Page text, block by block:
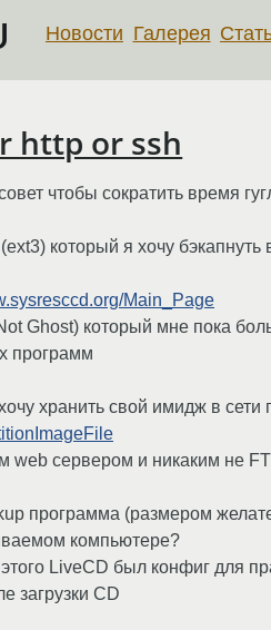
Новости Галерея
http or ssh
чтобы сократить время
который я хочу
Main_Page
Ghost) который мне пока
программ
хранить свой имидж в
web сервером и никаким не
программа (размером
компьютере?
LiveCD был конфиг для
загрузки CD